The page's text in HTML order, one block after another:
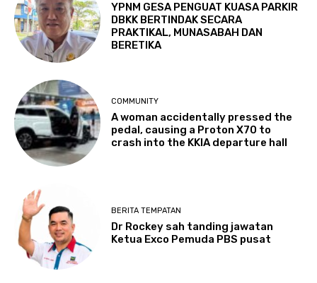
YPNM GESA PENGUAT KUASA PARKIR
DBKK BERTINDAK SECARA
PRAKTIKAL, MUNASABAH DAN
BERETIKA
COMMUNITY
A woman accidentally pressed the
pedal, causing a Proton X70 to
crash into the KKIA departure hall
BERITA TEMPATAN
Dr Rockey sah tanding jawatan
Ketua Exco Pemuda PBS pusat